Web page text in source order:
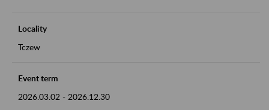
Locality
Tczew
Event term
2026.03.02 - 2026.12.30